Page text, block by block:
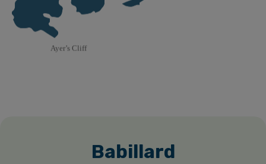
Babillard